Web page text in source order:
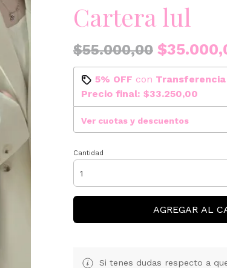
Cartera lul
$55.000,00
5% OFF con Transferencia
Precio final: $33.250,00
Ver cuotas y descuentos
Cantidad
AGREGAR AL
Si tenes dudas respecto a